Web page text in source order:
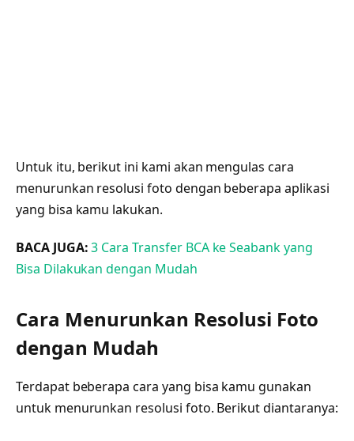
Untuk itu, berikut ini kami akan mengulas cara
menurunkan resolusi foto dengan beberapa aplikasi
yang bisa kamu lakukan.
BACA JUGA:3 Cara Transfer BCA ke Seabank yang
Bisa Dilakukan dengan Mudah
Cara Menurunkan Resolusi Foto
dengan Mudah
Terdapat beberapa cara yang bisa kamu gunakan
untuk menurunkan resolusi foto. Berikut diantaranya: